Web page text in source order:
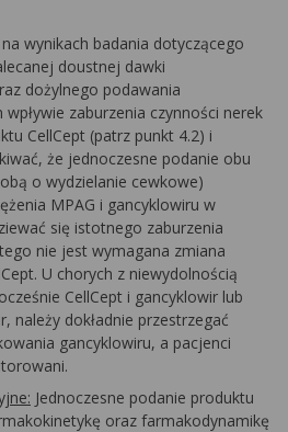
wynikach badania dotyczącego
doustnej dawki
dożylnego podawania
zaburzenia czynności nerek
CellCept (patrz punkt 4.2) i
że jednoczesne podanie obu
o wydzielanie cewkowe)
MPAG i gancyklowiru w
się istotnego zaburzenia
nie jest wymagana zmiana
U chorych z niewydolnością
CellCept i gancyklowir lub
należy dokładnie przestrzegać
gancyklowiru, a pacjenci
Jednoczesne podanie produktu
oraz farmakodynamikę